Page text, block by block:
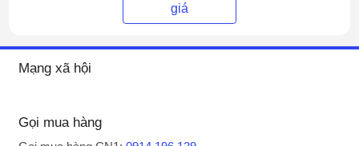
giá
Gọi mua hàng
Mạng xã hội